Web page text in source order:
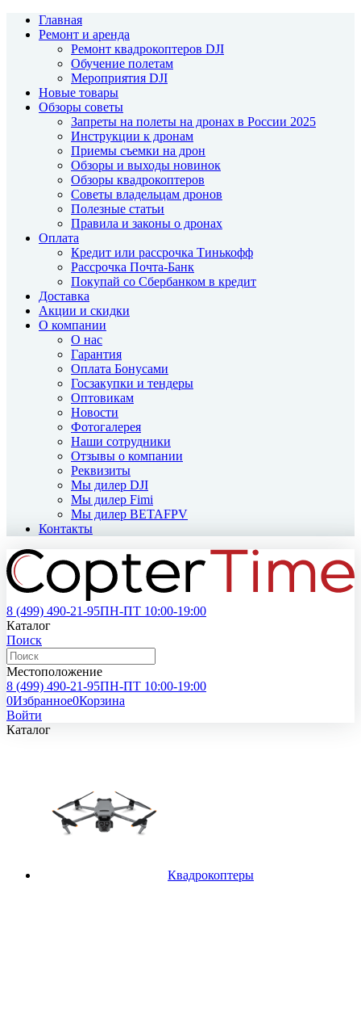
Главная
Ремонт и аренда
Ремонт квадрокоптеров DJI
Обучение полетам
Мероприятия DJI
Новые товары
Обзоры советы
Запреты на полеты на дронах в России 2025
Инструкции к дронам
Приемы съемки на дрон
Обзоры и выходы новинок
Обзоры квадрокоптеров
Советы владельцам дронов
Полезные статьи
Правила и законы о дронах
Оплата
Кредит или рассрочка Тинькофф
Рассрочка Почта-Банк
Покупай со Сбербанком в кредит
Доставка
Акции и скидки
О компании
О нас
Гарантия
Оплата Бонусами
Госзакупки и тендеры
Оптовикам
Новости
Фотогалерея
Наши сотрудники
Отзывы о компании
Реквизиты
Мы дилер DJI
Мы дилер Fimi
Мы дилер BETAFPV
Контакты
8 (499) 490-21-95ПН-ПТ 10:00-19:00
Каталог
Поиск
Местоположение
8 (499) 490-21-95ПН-ПТ 10:00-19:00
0Избранное0Корзина
Войти
Каталог
Квадрокоптеры